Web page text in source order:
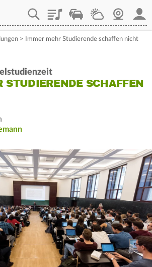
PlaylistStaupilotWetterWebcam
>
Immer mehr Studierende schaffen nicht
STUDIERENDE SCHAFFEN